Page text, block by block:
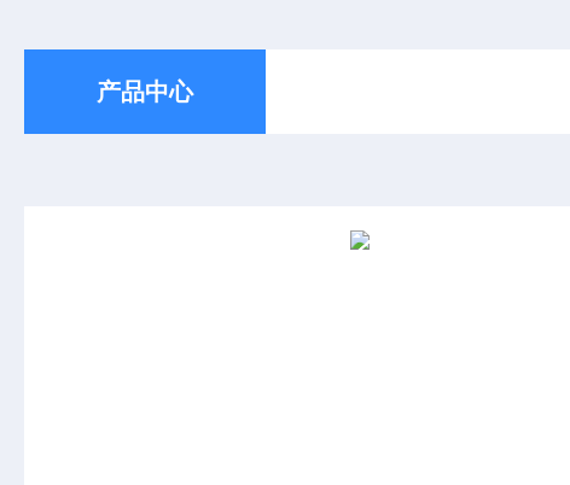
产品中心